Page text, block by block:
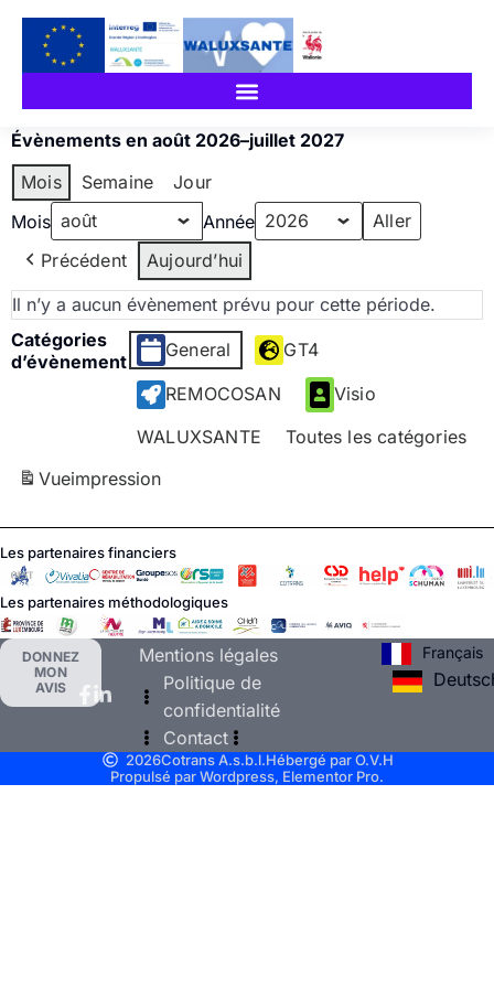
Évènements en août 2026–juillet 2027
Mois
Semaine
Jour
Mois
Année
Précédent
Aujourd’hui
Il n’y a aucun évènement prévu pour cette période.
Catégories
d’évènement
General GT4
REMOCOSAN
Visio
WALUXSANTE
Toutes les catégories
Vueimpression
Les partenaires financiers
Les partenaires méthodologiques
DONNEZ
MON
AVIS
Mentions légales
Politique de
confidentialité
Contact
Français
2026Cotrans A.s.b.l.Hébergé par O.V.H
Propulsé par Wordpress, Elementor Pro.